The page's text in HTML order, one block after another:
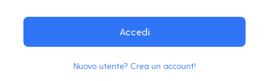
Accedi
Nuovo utente? Crea un account!